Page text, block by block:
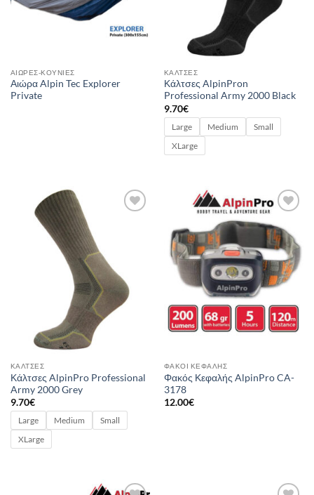
ΑΙΏΡΕΣ-ΚΟΎΝΙΕΣ
Αιώρα Alpin Tec Explorer
Private
ΚΆΛΤΣΕΣ
Κάλτσες AlpinPron
Professional Army 2000 Black
9.70€
Large Medium
Small
XLarge
ΚΆΛΤΣΕΣ
Κάλτσες AlpinPro Professional
Army 2000 Grey
9.70€
Large Medium
Small
XLarge
wishlist
ΦΑΚΟΊ ΚΕΦΑΛΉΣ
Φακός Κεφαλής AlpinPro CA-
3178
12.00€